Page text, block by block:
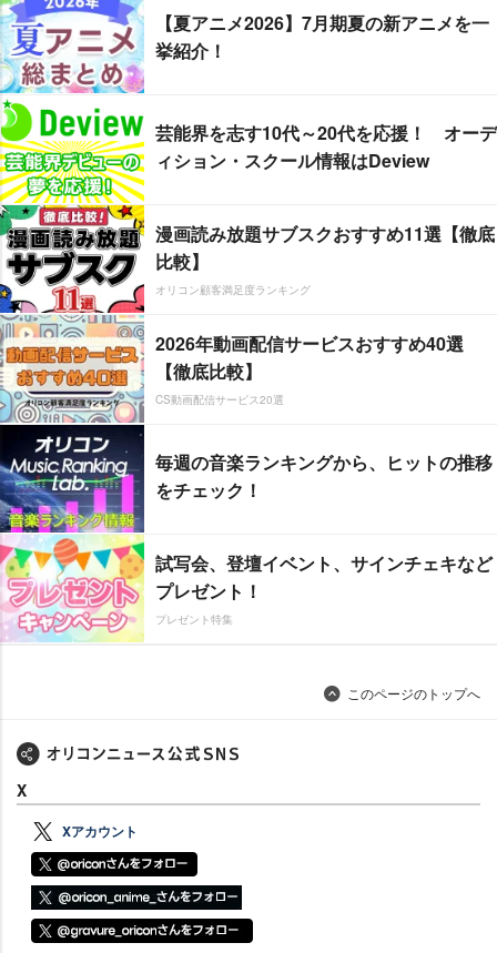
【夏アニメ2026】7月期夏の新アニメを一
挙紹介！
芸能界を志す10代～20代を応援！ オーデ
ィション・スクール情報はDeview
漫画読み放題サブスクおすすめ11選【徹底
比較】
オリコン顧客満足度ランキング
2026年動画配信サービスおすすめ40選
【徹底比較】
CS動画配信サービス20選
毎週の音楽ランキングから、ヒットの推移
をチェック！
試写会、登壇イベント、サインチェキなど
プレゼント！
プレゼント特集
このページのトップへ
X
Xアカウント